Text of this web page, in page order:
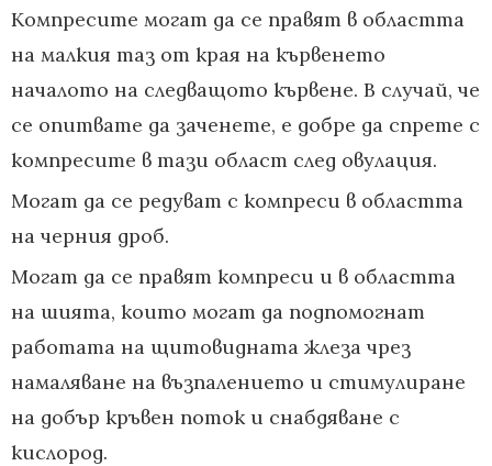
Компресите могат да се правят в областта
на малкия таз от края на кървенето
началото на следващото кървене. В случай, че
се опитвате да заченете, е добре да спрете с
компресите в тази област след овулация.
Могат да се редуват с компреси в областта
на черния дроб.
Могат да се правят компреси и в областта
на шията, които могат да подпомогнат
работата на щитовидната жлеза чрез
намаляване на възпалението и стимулиране
на добър кръвен поток и снабдяване с
кислород.